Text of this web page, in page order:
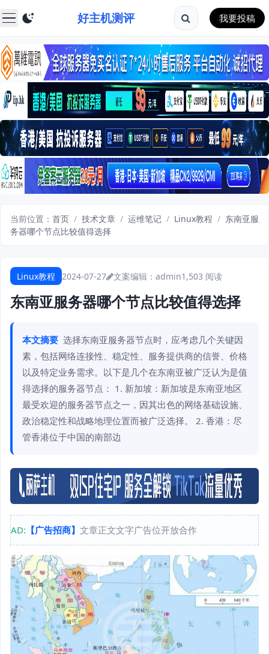
好主机测评 我要投稿
当前位置： 首页 / 技术文章 / 运维笔记 / Linux教程 / 东南亚服
务器哪个节点比较值得选择
Linux教程 2024-07-27 文案编辑：admin1,503 阅读
东南亚服务器哪个节点比较值得选择
本文摘要 选择东南亚服务器节点时，应考虑几个关键因
素，包括网络连接性、稳定性、服务提供商的信誉、价格
以及特定业务需求。以下是几个在东南亚被广泛认为是值
得选择的服务器节点： 1. 新加坡：新加坡是东南亚地区
最受欢迎的服务器节点之一，因其出色的网络基础设施、
政治稳定性和战略地理位置而被广泛选择。 2. 香港：尽
管香港位于中国的南部边
AD: 【广告招商】 文章正文文字广告位开放合作